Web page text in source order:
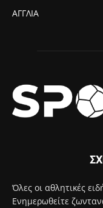
ΑΓΓΛΙΑ
Όλες οι αθλητικές
Ενημερωθείτε